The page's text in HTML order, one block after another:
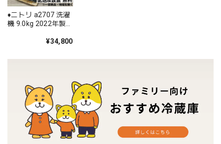
♦️ニトリ a2707 洗濯
機 9.0kg 2022年製
¥34,800